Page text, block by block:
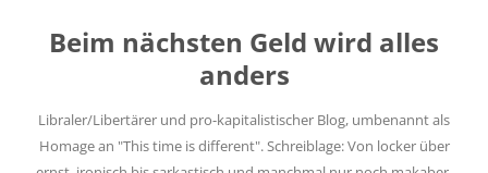
springen
Beim nächsten Geld wird alles
anders
Libraler/Libertärer und pro-kapitalistischer Blog, umbenannt als
Homage an "This time is different". Schreiblage: Von locker über